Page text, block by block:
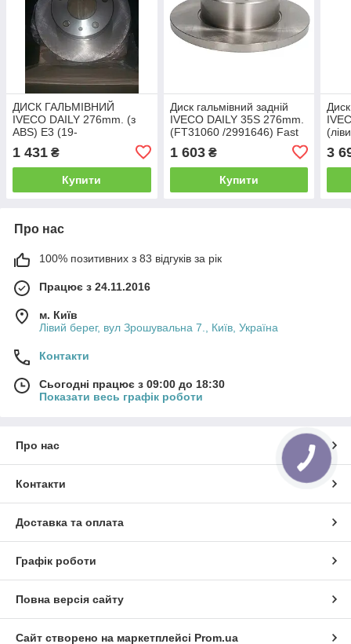
ДИСК ГАЛЬМІВНИЙ
IVECO DAILY 276mm. (з
ABS) Е3 (19-
1 431 ₴
Купити
Диск гальмівний задній
IVECO DAILY 35S 276mm.
(FT31060 /2991646) Fast
1 603₴
Купити
3
Про нас
100% позитивних з 83 відгуків за рік
Працює з 24.11.2016
м. Київ
Лівий берег, вул Зрошувальна 7., Київ, Україна
Контакти
Сьогодні працює з 09:00 до 18:30
Показати весь графік роботи
Про нас
Контакти
Доставка та оплата
Графік роботи
Повна версія сайту
Сайт створено на маркетплейсі Prom.ua